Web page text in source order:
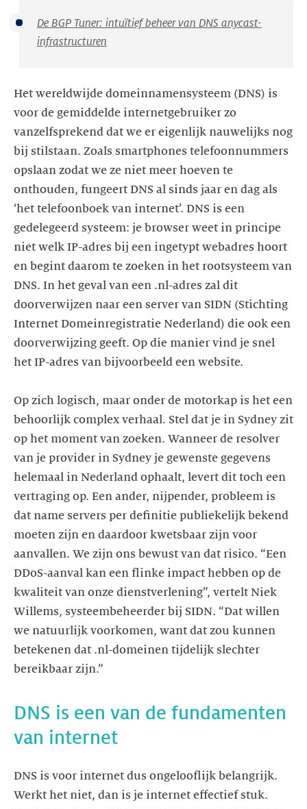
De BGP Tuner: intuïtief beheer van DNS anycast-
infrastructuren
Het wereldwijde domeinnamensysteem (DNS) is
voor de gemiddelde internetgebruiker zo
vanzelfsprekend dat we er eigenlijk nauwelijks nog
bij stilstaan. Zoals smartphones telefoonnummers
opslaan zodat we ze niet meer hoeven te
onthouden, fungeert DNS al sinds jaar en dag als
‘het telefoonboek van internet’. DNS is een
gedelegeerd systeem: je browser weet in principe
niet welk IP-adres bij een ingetypt webadres hoort
en begint daarom te zoeken in het rootsysteem van
DNS. In het geval van een .nl-adres zal dit
doorverwijzen naar een server van SIDN (Stichting
Internet Domeinregistratie Nederland) die ook een
doorverwijzing geeft. Op die manier vind je snel
het IP-adres van bijvoorbeeld een website.
Op zich logisch, maar onder de motorkap is het een
behoorlijk complex verhaal. Stel dat je in Sydney zit
op het moment van zoeken. Wanneer de resolver
van je provider in Sydney je gewenste gegevens
helemaal in Nederland ophaalt, levert dit toch een
vertraging op. Een ander, nijpender, probleem is
dat name servers per definitie publiekelijk bekend
moeten zijn en daardoor kwetsbaar zijn voor
aanvallen. We zijn ons bewust van dat risico. “Een
DDoS-aanval kan een flinke impact hebben op de
kwaliteit van onze dienstverlening”, vertelt Niek
Willems, systeembeheerder bij SIDN. “Dat willen
we natuurlijk voorkomen, want dat zou kunnen
betekenen dat .nl-domeinen tijdelijk slechter
DNS is een van de fundamenten
DNS is voor internet dus ongelooflijk belangrijk.
Werkt het niet, dan is je internet effectief stuk.